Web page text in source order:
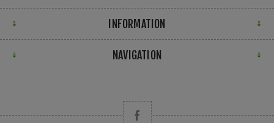
INFORMATION
NAVIGATION